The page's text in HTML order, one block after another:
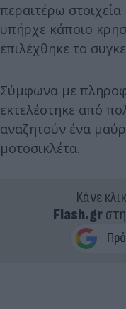
περαιτέρω
υπήρχε κάποιο
επιλέχθηκε το
Σύμφωνα με
εκτελέστηκε από
αναζητούν ένα
μοτοσικλέτα.
Κάνε
Flash.gr